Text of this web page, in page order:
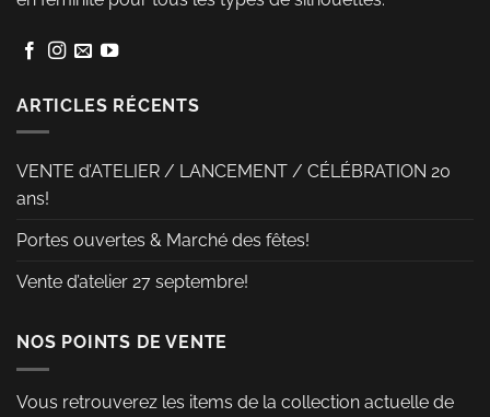
être
sur
la
du
produit
du
ARTICLES RÉCENTS
VENTE d’ATELIER / LANCEMENT / CÉLÉBRATION 20
ans!
Portes ouvertes & Marché des fêtes!
Vente d’atelier 27 septembre!
NOS POINTS DE VENTE
Vous retrouverez les items de la collection actuelle de